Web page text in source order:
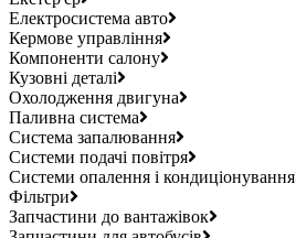
Електросистема авто
Кермове управління
Компоненти салону
Кузовні деталі
Охолодження двигуна
Паливна система
Система запалювання
Системи подачі повітря
Системи опалення і кондиціонування
Фільтри
Запчастини до вантажівок